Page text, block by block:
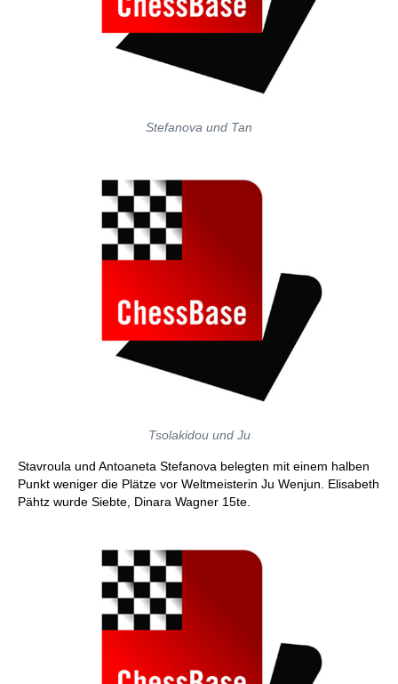
Stefanova und Tan
Tsolakidou und Ju
Stavroula und Antoaneta Stefanova belegten mit einem halben
Punkt weniger die Plätze vor Weltmeisterin Ju Wenjun. Elisabeth
Pähtz wurde Siebte, Dinara Wagner 15te.